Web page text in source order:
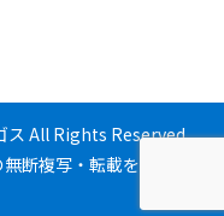
All Rights Reserved.
断複写・転載を禁じま